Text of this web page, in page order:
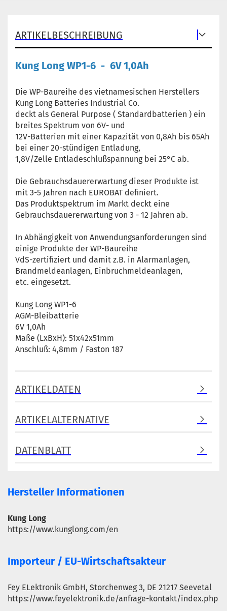
ARTIKELBESCHREIBUNG
Kung Long WP1-6 - 6V 1,0Ah
Die WP-Baureihe des vietnamesischen Herstellers
Kung Long Batteries Industrial Co.
deckt als General Purpose ( Standardbatterien ) ein
breites Spektrum von 6V- und
12V-Batterien mit einer Kapazität von 0,8Ah bis 65Ah
bei einer 20-stündigen Entladung,
1,8V/Zelle Entladeschlußspannung bei 25°C ab.
Die Gebrauchsdauererwartung dieser Produkte ist
mit 3-5 Jahren nach EUROBAT definiert.
Das Produktspektrum im Markt deckt eine
Gebrauchsdauererwartung von 3 - 12 Jahren ab.
In Abhängigkeit von Anwendungsanforderungen sind
einige Produkte der WP-Baureihe
VdS-zertifiziert und damit z.B. in Alarmanlagen,
Brandmeldeanlagen, Einbruchmeldeanlagen,
etc. eingesetzt.
Kung Long WP1-6
AGM-Bleibatterie
6V 1,0Ah
Maße (LxBxH): 51x42x51mm
Anschluß: 4,8mm / Faston 187
ARTIKELDATEN
ARTIKELALTERNATIVE
DATENBLATT
Hersteller Informationen
Kung Long
https://www.kunglong.com/en
Importeur / EU-Wirtschaftsakteur
Fey ELektronik GmbH, Storchenweg 3, DE 21217 Seevetal
https://www.feyelektronik.de/anfrage-kontakt/index.php